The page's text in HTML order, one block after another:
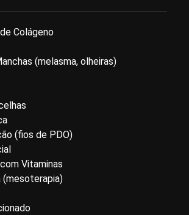
Colágeno
(melasma, olheiras)
(fios de PDO)
Vitaminas
(mesoterapia)